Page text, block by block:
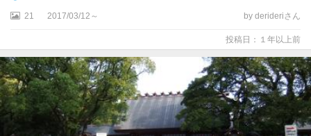
21 2017/03/12～ by derideriさん
投稿日：１年以上前